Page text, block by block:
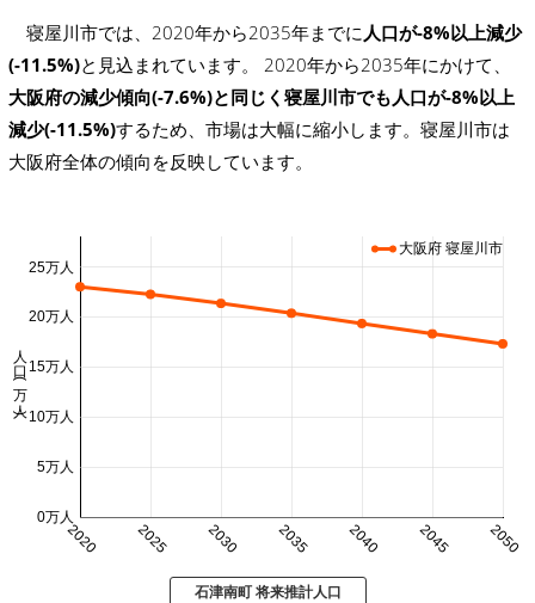
寝屋川市では、2020年から2035年までに 人口が-8%以上減少
(-11.5%)と見込まれています。 2020年から2035年にかけて、
大阪府の減少傾向(-7.6%)と同じく寝屋川市でも人口が-8%以上
減少(-11.5%)するため、市場は大幅に縮小します。寝屋川市は
大阪府全体の傾向を反映しています。
2020 2025 2030 2035 2040 2045 2050
0万人
5万人
10万人
15万人
20万人
25万人
人口 (万人)
大阪府 寝屋川市
石津南町 将来推計人口